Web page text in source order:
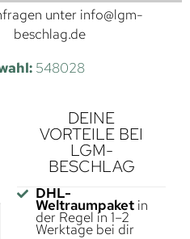
unter info@lgm-
beschlag.de
548028
DEINE
VORTEILE BEI
LGM-
BESCHLAG
DHL-
Weltraumpaketin
der Regel in 1–2
Werktage bei dir